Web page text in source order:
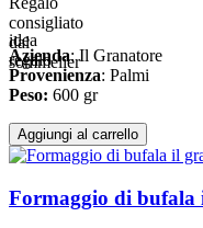
consigliato
dal
sommelier
idea
regalo
Azienda: Il Granatore
Provenienza: Palmi
Peso: 600 gr
Aggiungi al carrello
Formaggio di bufala